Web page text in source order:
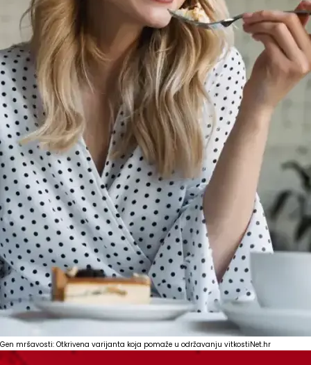
Gen mršavosti: Otkrivena varijanta koja pomaže u održavanju vitkostiNet.hr